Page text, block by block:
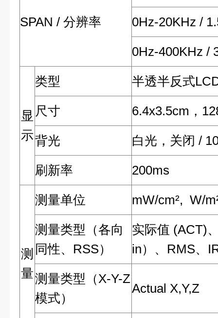
SPAN / 分辨率 0Hz-20KHz /
0Hz-400KHz /
显
示
类型 半透半反式
尺寸 6.4x3.5cm，
背光 白光，关闭 /
刷新率 200ms
测
量
测量单位 mW/cm², W/
测量类型（各向
同性、RSS）
实际值 (ACT)
in）、RMS、
测量类型（X-Y-Z
模式）
Actual X,Y,Z